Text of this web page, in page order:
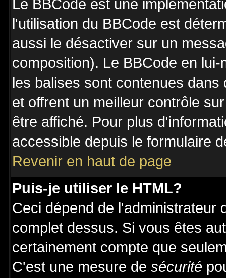
Le BBCode est une
l'utilisation du BBCode est
aussi le désactiver sur un
composition). Le BBCode en
les balises sont contenues
et offrent un meilleur contrôle
être affiché. Pour plus
accessible depuis le formulaire
Revenir en haut de page
Puis-je utiliser le HTML?
Ceci dépend de l'administrateur
complet dessus. Si vous êtes
certainement compte que
C'est une mesure de sécurité